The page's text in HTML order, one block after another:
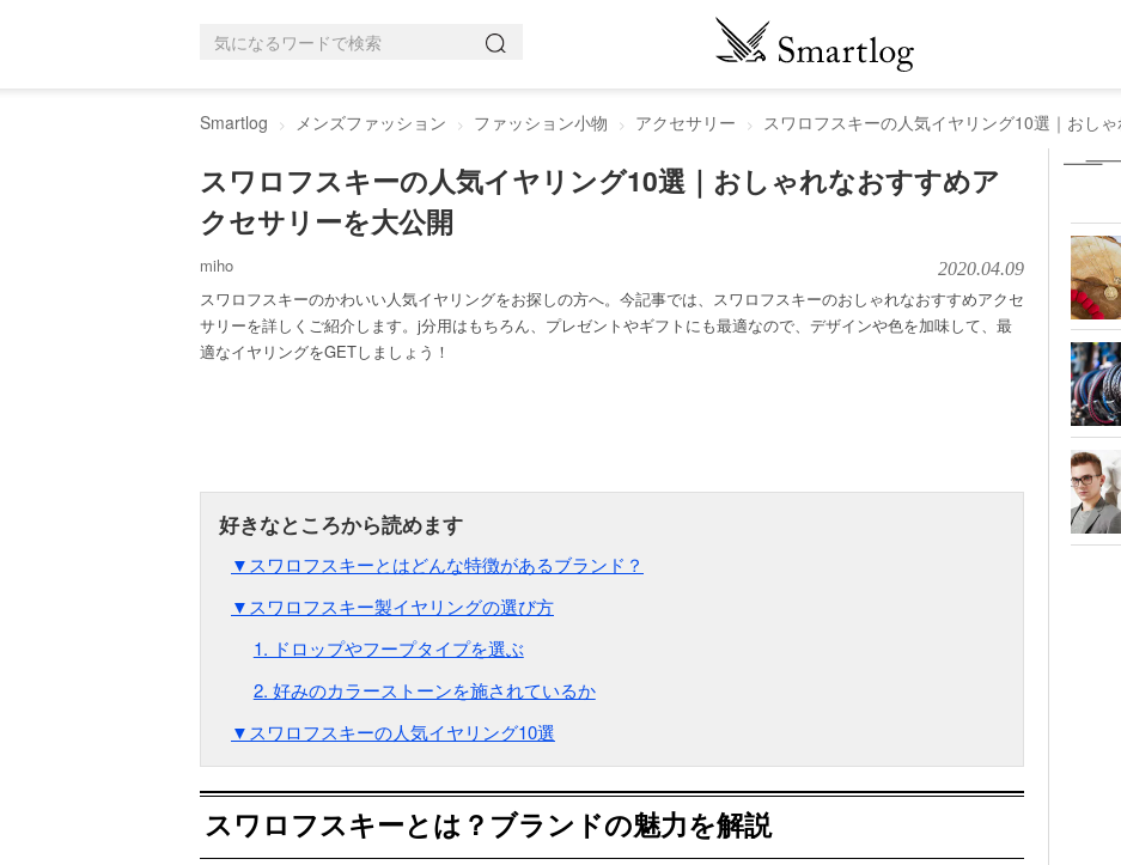
Smartlog メンズファッション ファッション小物 アクセサリー スワロフスキーの人気イヤリング10選｜おし
スワロフスキーの人気イヤリング10選｜おしゃれなおすすめア
クセサリーを大公開
miho 2020.04.09
スワロフスキーのかわいい人気イヤリングをお探しの方へ。今記事では、スワロフスキーのおしゃれなおすすめアクセ
サリーを詳しくご紹介します。j分用はもちろん、プレゼントやギフトにも最適なので、デザインや色を加味して、最
適なイヤリングをGETしましょう！
▼スワロフスキーとはどんな特徴があるブランド？
▼スワロフスキー製イヤリングの選び方
1. ドロップやフープタイプを選ぶ
2. 好みのカラーストーンを施されているか
▼スワロフスキーの人気イヤリング10選
スワロフスキーとは？ブランドの魅力を解説